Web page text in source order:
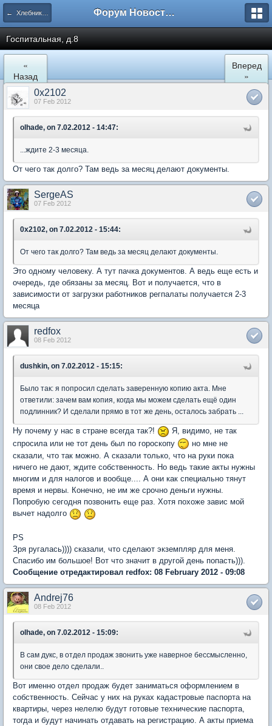
← Хлебниково Форум Новостройки
Госпитальная, д.8
«
Назад
Вперед
»
0x2102
07 Feb 2012
olhade, on 7.02.2012 - 14:47:
...ждите 2-3 месяца.
От чего так долго? Там ведь за месяц делают документы.
SergeAS
07 Feb 2012
0x2102, on 7.02.2012 - 15:44:
От чего так долго? Там ведь за месяц делают документы.
Это одному человеку. А тут пачка документов. А ведь еще есть и
очередь, где обязаны за месяц. Вот и получается, что в
зависимости от загрузки работников регпалаты получается 2-3
месяца
redfox
08 Feb 2012
dushkin, on 7.02.2012 - 15:15:
Было так: я попросил сделать заверенную копию акта. Мне
ответили: зачем вам копия, когда мы можем сделать ещё один
подлинник? И сделали прямо в тот же день, осталось забрать ...
Ну почему у нас в стране всегда так?!
Я, видимо, не так
спросила или не тот день был по гороскопу
но мне не
сказали, что так можно. А сказали только, что на руки пока
ничего не дают, ждите собственность. Но ведь такие акты нужны
многим и для налогов и вообще.... А они как специально тянут
время и нервы. Конечно, не им же срочно деньги нужны.
Попробую сегодня позвонить еще раз. Хотя похоже завис мой
вычет надолго
PS
Зря ругалась)))) сказали, что сделают экземпляр для меня.
Спасибо им большое! Вот что значит в другой день попасть))).
Сообщение отредактировал redfox: 08 February 2012 - 09:08
Andrej76
08 Feb 2012
olhade, on 7.02.2012 - 15:09:
В сам дукс, в отдел продаж звонить уже наверное бессмысленно,
они свое дело сделали..
Вот именно отдел продаж будет заниматься оформлением в
собственность. Сейчас у них на руках кадастровые паспорта на
квартиры, через нелелю будут готовые технические паспорта,
тогда и будут начинать отдавать на регистрацию. А акты приема